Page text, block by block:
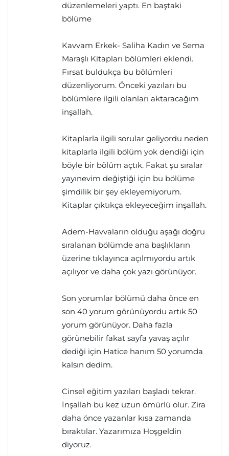
düzenlemeleri yaptı. En baştaki
bölüme
Kavvam Erkek- Saliha Kadın ve Sema
Maraşlı Kitapları bölümleri eklendi.
Fırsat buldukça bu bölümleri
düzenliyorum. Önceki yazıları bu
bölümlere ilgili olanları aktaracağım
inşallah.
Kitaplarla ilgili sorular geliyordu neden
kitaplarla ilgili bölüm yok dendiği için
böyle bir bölüm açtık. Fakat şu sıralar
yayınevim değiştiği için bu bölüme
şimdilik bir şey ekleyemiyorum.
Kitaplar çıktıkça ekleyeceğim inşallah.
Adem-Havvaların olduğu aşağı doğru
sıralanan bölümde ana başlıkların
üzerine tıklayınca açılmıyordu artık
açılıyor ve daha çok yazı görünüyor.
Son yorumlar bölümü daha önce en
son 40 yorum görünüyordu artık 50
yorum görünüyor. Daha fazla
görünebilir fakat sayfa yavaş açılır
dediği için Hatice hanım 50 yorumda
kalsın dedim.
Cinsel eğitim yazıları başladı tekrar.
İnşallah bu kez uzun ömürlü olur. Zira
daha önce yazanlar kısa zamanda
bıraktılar. Yazarımıza Hoşgeldin
diyoruz.